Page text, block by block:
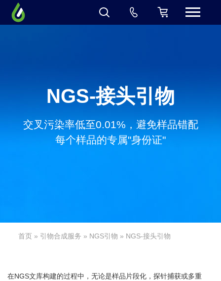
NGS-接头引物
交叉污染率低至0.01%，避免样品错配
每个样品的专属"身份证"
首页 » 引物合成服务 » NGS引物 » NGS-接头引物
在NGS文库构建的过程中，无论是样品片段化，探针捕获或多重